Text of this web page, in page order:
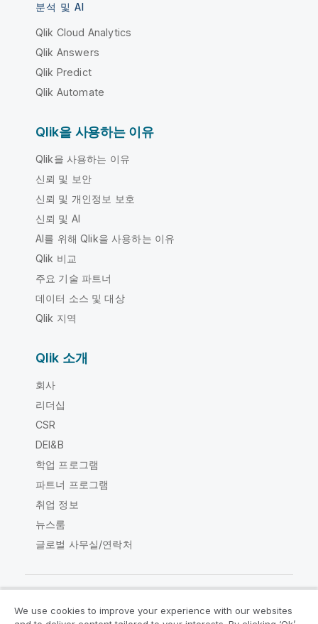
분석 및 AI
Qlik Cloud Analytics
Qlik Answers
Qlik Predict
Qlik Automate
Qlik을 사용하는 이유
Qlik을 사용하는 이유
신뢰 및 보안
신뢰 및 개인정보 보호
신뢰 및 AI
AI를 위해 Qlik을 사용하는 이유
Qlik 비교
주요 기술 파트너
데이터 소스 및 대상
Qlik 지역
Qlik 소개
회사
리더십
CSR
DEI&B
학업 프로그램
파트너 프로그램
취업 정보
뉴스룸
글로벌 사무실/연락처
Qlik Community
We use cookies to improve your experience with our websites